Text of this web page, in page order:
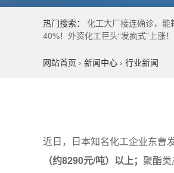
热门搜索： 化工大厂接连确诊，能
40%！外资化工巨头“发疯式”上涨！
网站首页 › 新闻中心 › 行业新闻
近日，日本知名化工企业东曹
（约8290元/吨）以上； 聚酯类